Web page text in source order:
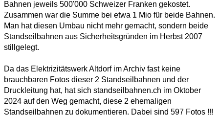
Bahnen jeweils 500'000 Schweizer Franken gekostet.
Zusammen war die Summe bei etwa 1 Mio für beide Bahnen.
Man hat diesen Umbau nicht mehr gemacht, sondern beide
Standseilbahnen aus Sicherheitsgründen im Herbst 2007
stillgelegt.
Da das Elektrizitätswerk Altdorf im Archiv fast keine
brauchbaren Fotos dieser 2 Standseilbahnen und der
Druckleitung hat, hat sich standseilbahnen.ch im Oktober
2024 auf den Weg gemacht, diese 2 ehemaligen
Standseilbahnen zu dokumentieren. Dabei sind 597 Fotos !!!